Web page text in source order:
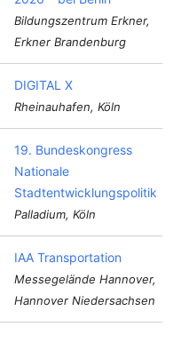
Bildungszentrum Erkner,
Erkner Brandenburg
DIGITAL X
Rheinauhafen, Köln
19. Bundeskongress
Nationale
Stadtentwicklungspolitik
Palladium, Köln
IAA Transportation
Messegelände Hannover,
Hannover Niedersachsen